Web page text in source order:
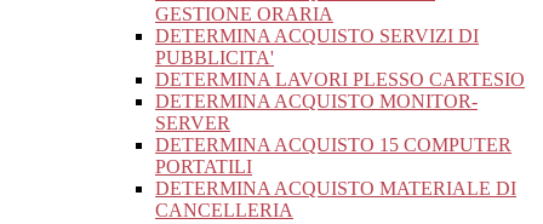
GESTIONE ORARIA
DETERMINA ACQUISTO SERVIZI DI
PUBBLICITA'
DETERMINA LAVORI PLESSO CARTESIO
DETERMINA ACQUISTO MONITOR-
SERVER
DETERMINA ACQUISTO 15 COMPUTER
PORTATILI
DETERMINA ACQUISTO MATERIALE DI
CANCELLERIA